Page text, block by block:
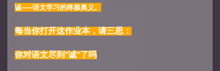
诚——语文学习的终极奥义。
每当你打开这作业本，请三思：
你对语文尽到“诚”了吗